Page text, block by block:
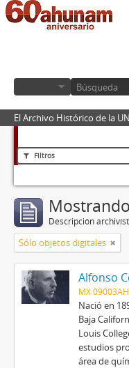
El Archivo Histórico de la
Filtros
Descripción
Sólo objetos digitales
Alfonso
MX
Nació en
Baja
Louis
estudios
área de